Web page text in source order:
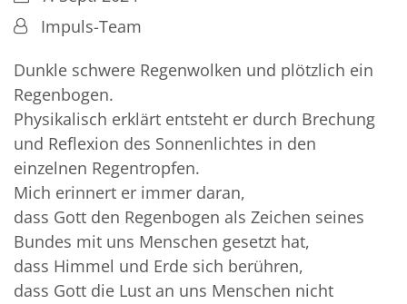
Von:Impuls-Team
Dunkle schwere Regenwolken und plötzlich ein
Regenbogen.
Physikalisch erklärt entsteht er durch Brechung
und Reflexion des Sonnenlichtes in den
einzelnen Regentropfen.
Mich erinnert er immer daran,
dass Gott den Regenbogen als Zeichen seines
Bundes mit uns Menschen gesetzt hat,
dass Himmel und Erde sich berühren,
dass Gott die Lust an uns Menschen nicht